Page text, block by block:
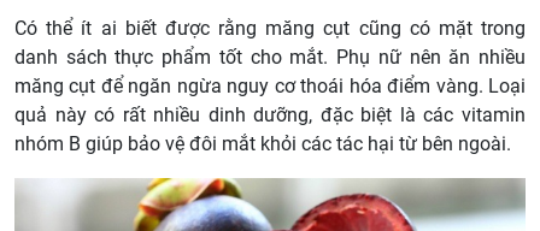
Có thể ít ai biết được rằng măng cụt cũng có mặt trong
danh sách thực phẩm tốt cho mắt. Phụ nữ nên ăn nhiều
măng cụt để ngăn ngừa nguy cơ thoái hóa điểm vàng. Loại
quả này có rất nhiều dinh dưỡng, đặc biệt là các vitamin
nhóm B giúp bảo vệ đôi mắt khỏi các tác hại từ bên ngoài.